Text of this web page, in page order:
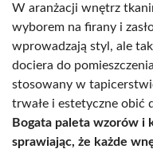
W aranżacji wnętrz
wyborem na firany i
wprowadzają styl, ale
dociera do
stosowany w
trwałe i estetyczne obić
Bogata paleta wzorów i
sprawiając, że każde